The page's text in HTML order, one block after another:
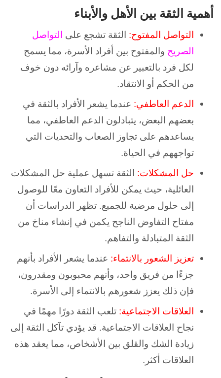
أهمية الثقة بين الأهل والأبناء
التواصل المفتوح: الثقة تشجع على
التواصل
الصريح والمفتوح بين أفراد الأسرة، مما يسمح
لكل فرد بالتعبير عن مشاعره وآرائه دون خوف
من الحكم أو الانتقاد.
الدعم العاطفي: عندما يشعر الأفراد بالثقة في
بعضهم البعض، يتبادلون الدعم العاطفي، مما
يساعدهم على تجاوز الصعاب والتحديات التي
تواجههم في الحياة.
حل المشكلات: الثقة تسهل عملية حل المشكلات
العائلية، حيث يمكن للأفراد التعاون معًا للوصول
إلى حلول مرضية للجميع. تظهر الدراسات أن
مفتاح التفاوض الناجح يكمن في إنشاء مناخ من
الثقة المتبادلة والتفاهم.
تعزيز الشعور بالانتماء: عندما يشعر الأفراد بأنهم
جزءًا من فريق واحد، وأنهم محبوبون ومقدرون،
فإن ذلك يعزز شعورهم بالانتماء إلى الأسرة.
العلاقات الاجتماعية: تلعب الثقة دورًا مهمًا في
نجاح العلاقات الاجتماعية. قد يؤدي تآكل الثقة إلى
زيادة الشك والقلق بين الأشخاص، مما يعقد هذه
العلاقات أكثر.